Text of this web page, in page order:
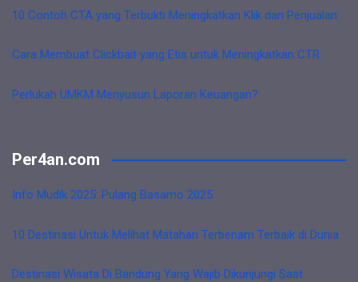
10 Contoh CTA yang Terbukti Meningkatkan Klik dan Penjualan
Cara Membuat Clickbait yang Etis untuk Meningkatkan CTR
Perlukah UMKM Menyusun Laporan Keuangan?
Per4an.com
Info Mudik 2025: Pulang Basamo 2025
10 Destinasi Untuk Melihat Matahari Terbenam Terbaik di Dunia
Destinasi Wisata Di Bandung Yang Wajib Dikunjungi Saat